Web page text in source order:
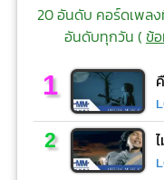
20 อันดับ คอร์ดเพล
อันดับทุกวัน (ข้
1
2